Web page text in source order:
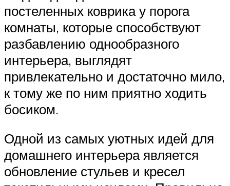
постеленных коврика у порога
комнаты, которые способствуют
разбавлению однообразного
интерьера, выглядят
привлекательно и достаточно мило,
к тому же по ним приятно ходить
босиком.
Одной из самых уютных идей для
домашнего интерьера является
обновление стульев и кресел